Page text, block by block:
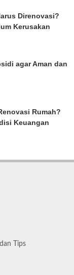
Direnovasi?
Kerusakan
agar Aman dan
Rumah?
Keuangan
Tips